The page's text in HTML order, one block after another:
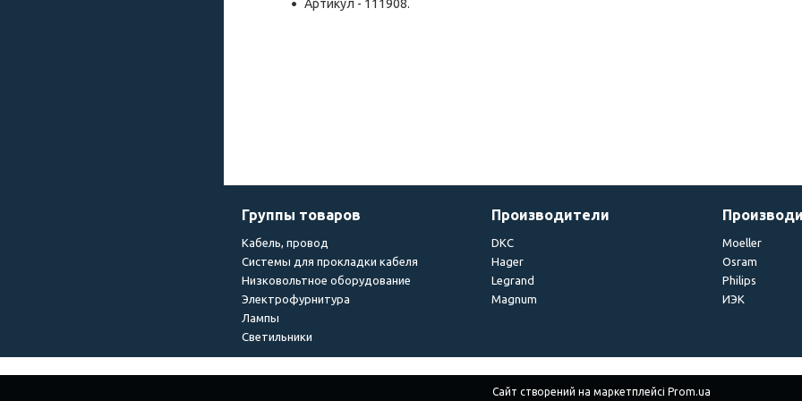
Артикул - 111908.
Группы товаров
Кабель, провод
Системы для прокладки кабеля
Низковольтное оборудование
Электрофурнитура
Лампы
Светильники
Производители
DKC
Hager
Legrand
Magnum
Moeller
Osram
Philips
ИЭК
Сайт створений на маркетплейсі Prom.ua